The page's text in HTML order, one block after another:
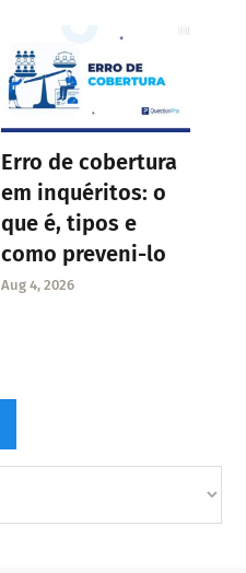
Erro de cobertura
em inquéritos: o
que é, tipos e
como preveni-lo
Aug 4, 2026